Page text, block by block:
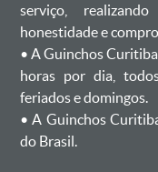
serviço,
honestidade e
ㅤㅤ• A Guinchos
horas por dia,
feriados e domingos.
ㅤㅤ• A Guinchos
do Brasil.